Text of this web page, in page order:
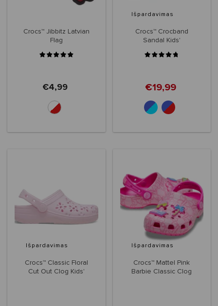
Crocs™ Jibbitz Latvian
Flag
€4,99
Išpardavimas
Crocs™ Crocband
Sandal Kids'
€19,99
Išpardavimas
Crocs™ Classic Floral
Cut Out Clog Kids'
Išpardavimas
Crocs™ Mattel Pink
Barbie Classic Clog